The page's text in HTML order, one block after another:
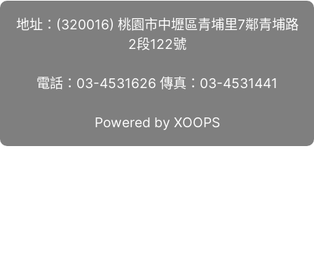
地址：(320016) 桃園市中壢區青埔里7鄰青埔路
2段122號
電話：03-4531626 傳真：03-4531441
Powered by XOOPS